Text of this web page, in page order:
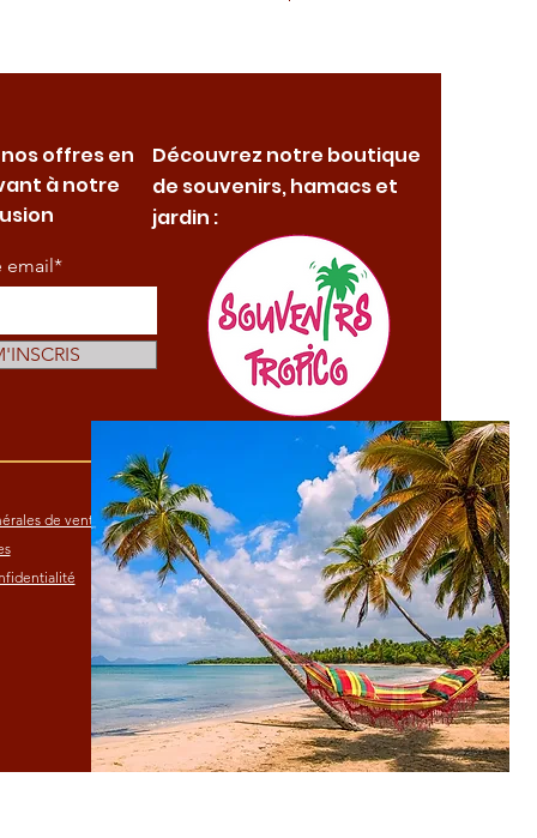
offres en
à notre
email*
de vente
Découvrez notre boutique
de souvenirs, hamacs et
jardin :